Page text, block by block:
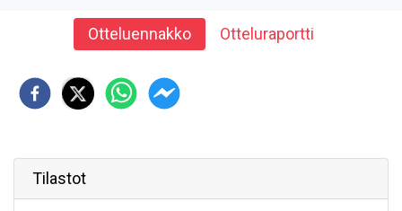
Otteluennakko Otteluraportti
Tilastot